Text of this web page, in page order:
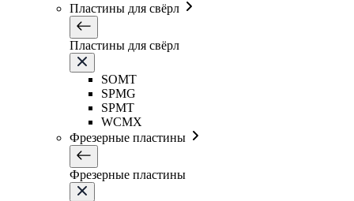
Пластины для свёрл
Пластины для свёрл
SOMT
SPMG
SPMT
WCMX
Фрезерные пластины
Фрезерные пластины